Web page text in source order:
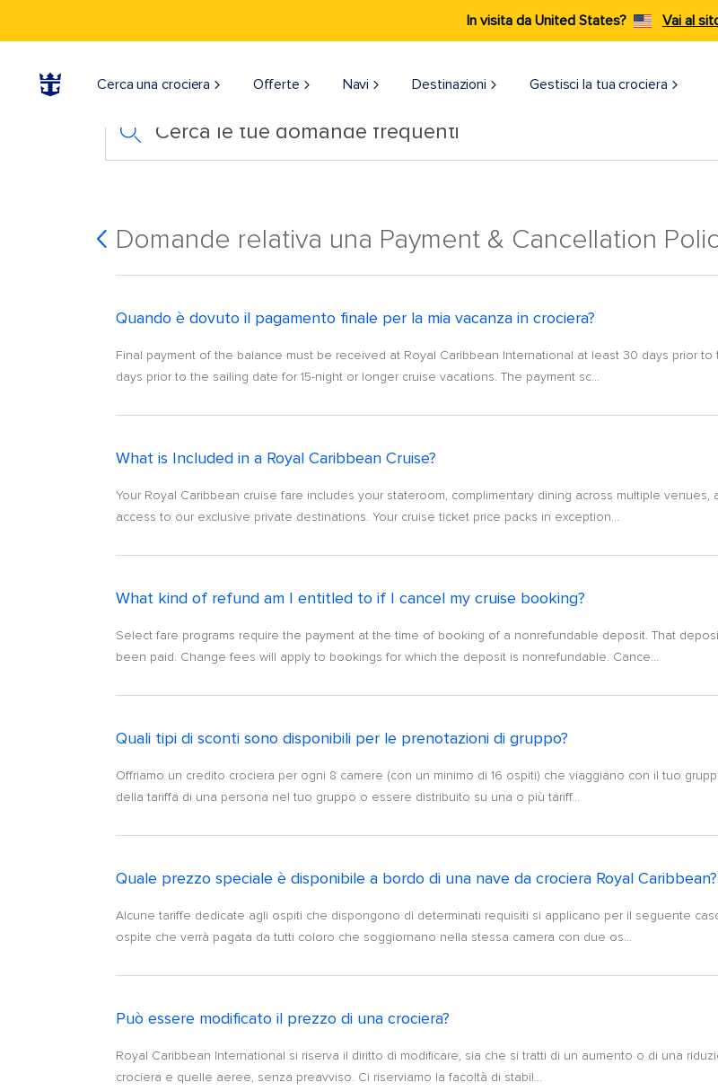
In visita da United States? Vai al
Cerca una crociera Offerte Navi Destinazioni​ Gestisci la tua crociera
Cerca le tue domande frequenti
Domande relativa una Payment & Cancellation
Quando è dovuto il pagamento finale per la mia vacanza in crociera?
Final payment of the balance must be received at Royal Caribbean International at least 30 days prior to
days prior to the sailing date for 15-night or longer cruise vacations. The payment sc...
What is Included in a Royal Caribbean Cruise?
Your Royal Caribbean cruise fare includes your stateroom, complimentary dining across multiple
access to our exclusive private destinations. Your cruise ticket price packs in exception...
What kind of refund am I entitled to if I cancel my cruise booking?
Select fare programs require the payment at the time of booking of a nonrefundable deposit. That
been paid. Change fees will apply to bookings for which the deposit is nonrefundable. Cance...
Quali tipi di sconti sono disponibili per le prenotazioni di gruppo?
Offriamo un credito crociera per ogni 8 camere (con un minimo di 16 ospiti) che viaggiano con il tuo
della tariffa di una persona nel tuo gruppo o essere distribuito su una o più tariff...
Quale prezzo speciale è disponibile a bordo di una nave da crociera Royal Caribbean?
Alcune tariffe dedicate agli ospiti che dispongono di determinati requisiti si applicano per il seguente
ospite che verrà pagata da tutti coloro che soggiornano nella stessa camera con due os...
Può essere modificato il prezzo di una crociera?
Royal Caribbean International si riserva il diritto di modificare, sia che si tratti di un aumento o di una
crociera e quelle aeree, senza preavviso. Ci riserviamo la facoltà di stabil...